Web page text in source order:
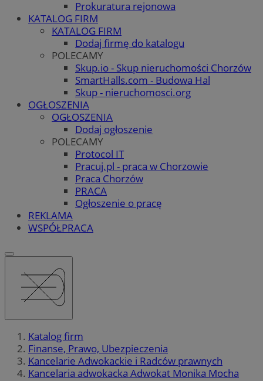
Prokuratura rejonowa
KATALOG FIRM
KATALOG FIRM
Dodaj firmę do katalogu
POLECAMY
Skup.io - Skup nieruchomości Chorzów
SmartHalls.com - Budowa Hal
Skup - nieruchomosci.org
OGŁOSZENIA
OGŁOSZENIA
Dodaj ogłoszenie
POLECAMY
Protocol IT
Pracuj.pl - praca w Chorzowie
Praca Chorzów
PRACA
Ogłoszenie o pracę
REKLAMA
WSPÓŁPRACA
Katalog firm
Finanse, Prawo, Ubezpieczenia
Kancelarie Adwokackie i Radców prawnych
Kancelaria adwokacka Adwokat Monika Mocha